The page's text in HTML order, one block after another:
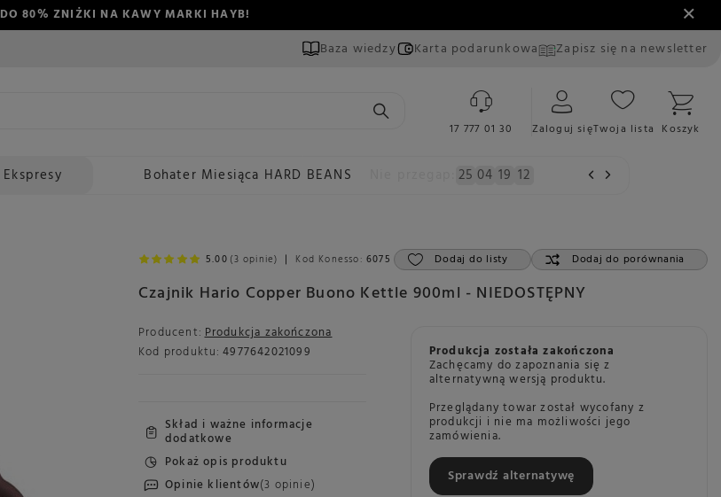
DO 80% ZNIŻKI NA KAWY MARKI HAYB!
Baza wiedzy Karta podarunkowa Zapisz się na newsletter
17 777 01 30 Zaloguj sięTwoja lista Koszyk
Ekspresy Bohater Miesiąca HARD BEANS 25 04 19 11
Czajnik Hario Copper Buono Kettle 900ml - NIEDOSTĘPNY
5.00 (3 opinie) Kod Konesso: 6075 Dodaj do listy Dodaj do porównania
Producent: Produkcja zakończona
Kod produktu: 4977642021099
Skład i ważne informacje
dodatkowe
Pokaż opis produktu
Opinie klientów(3 opinie)
Produkcja została zakończona
Zachęcamy do zapoznania się z
alternatywną wersją produktu.
Przeglądany towar został wycofany z
produkcji i nie ma możliwości jego
zamówienia.
Sprawdź alternatywę